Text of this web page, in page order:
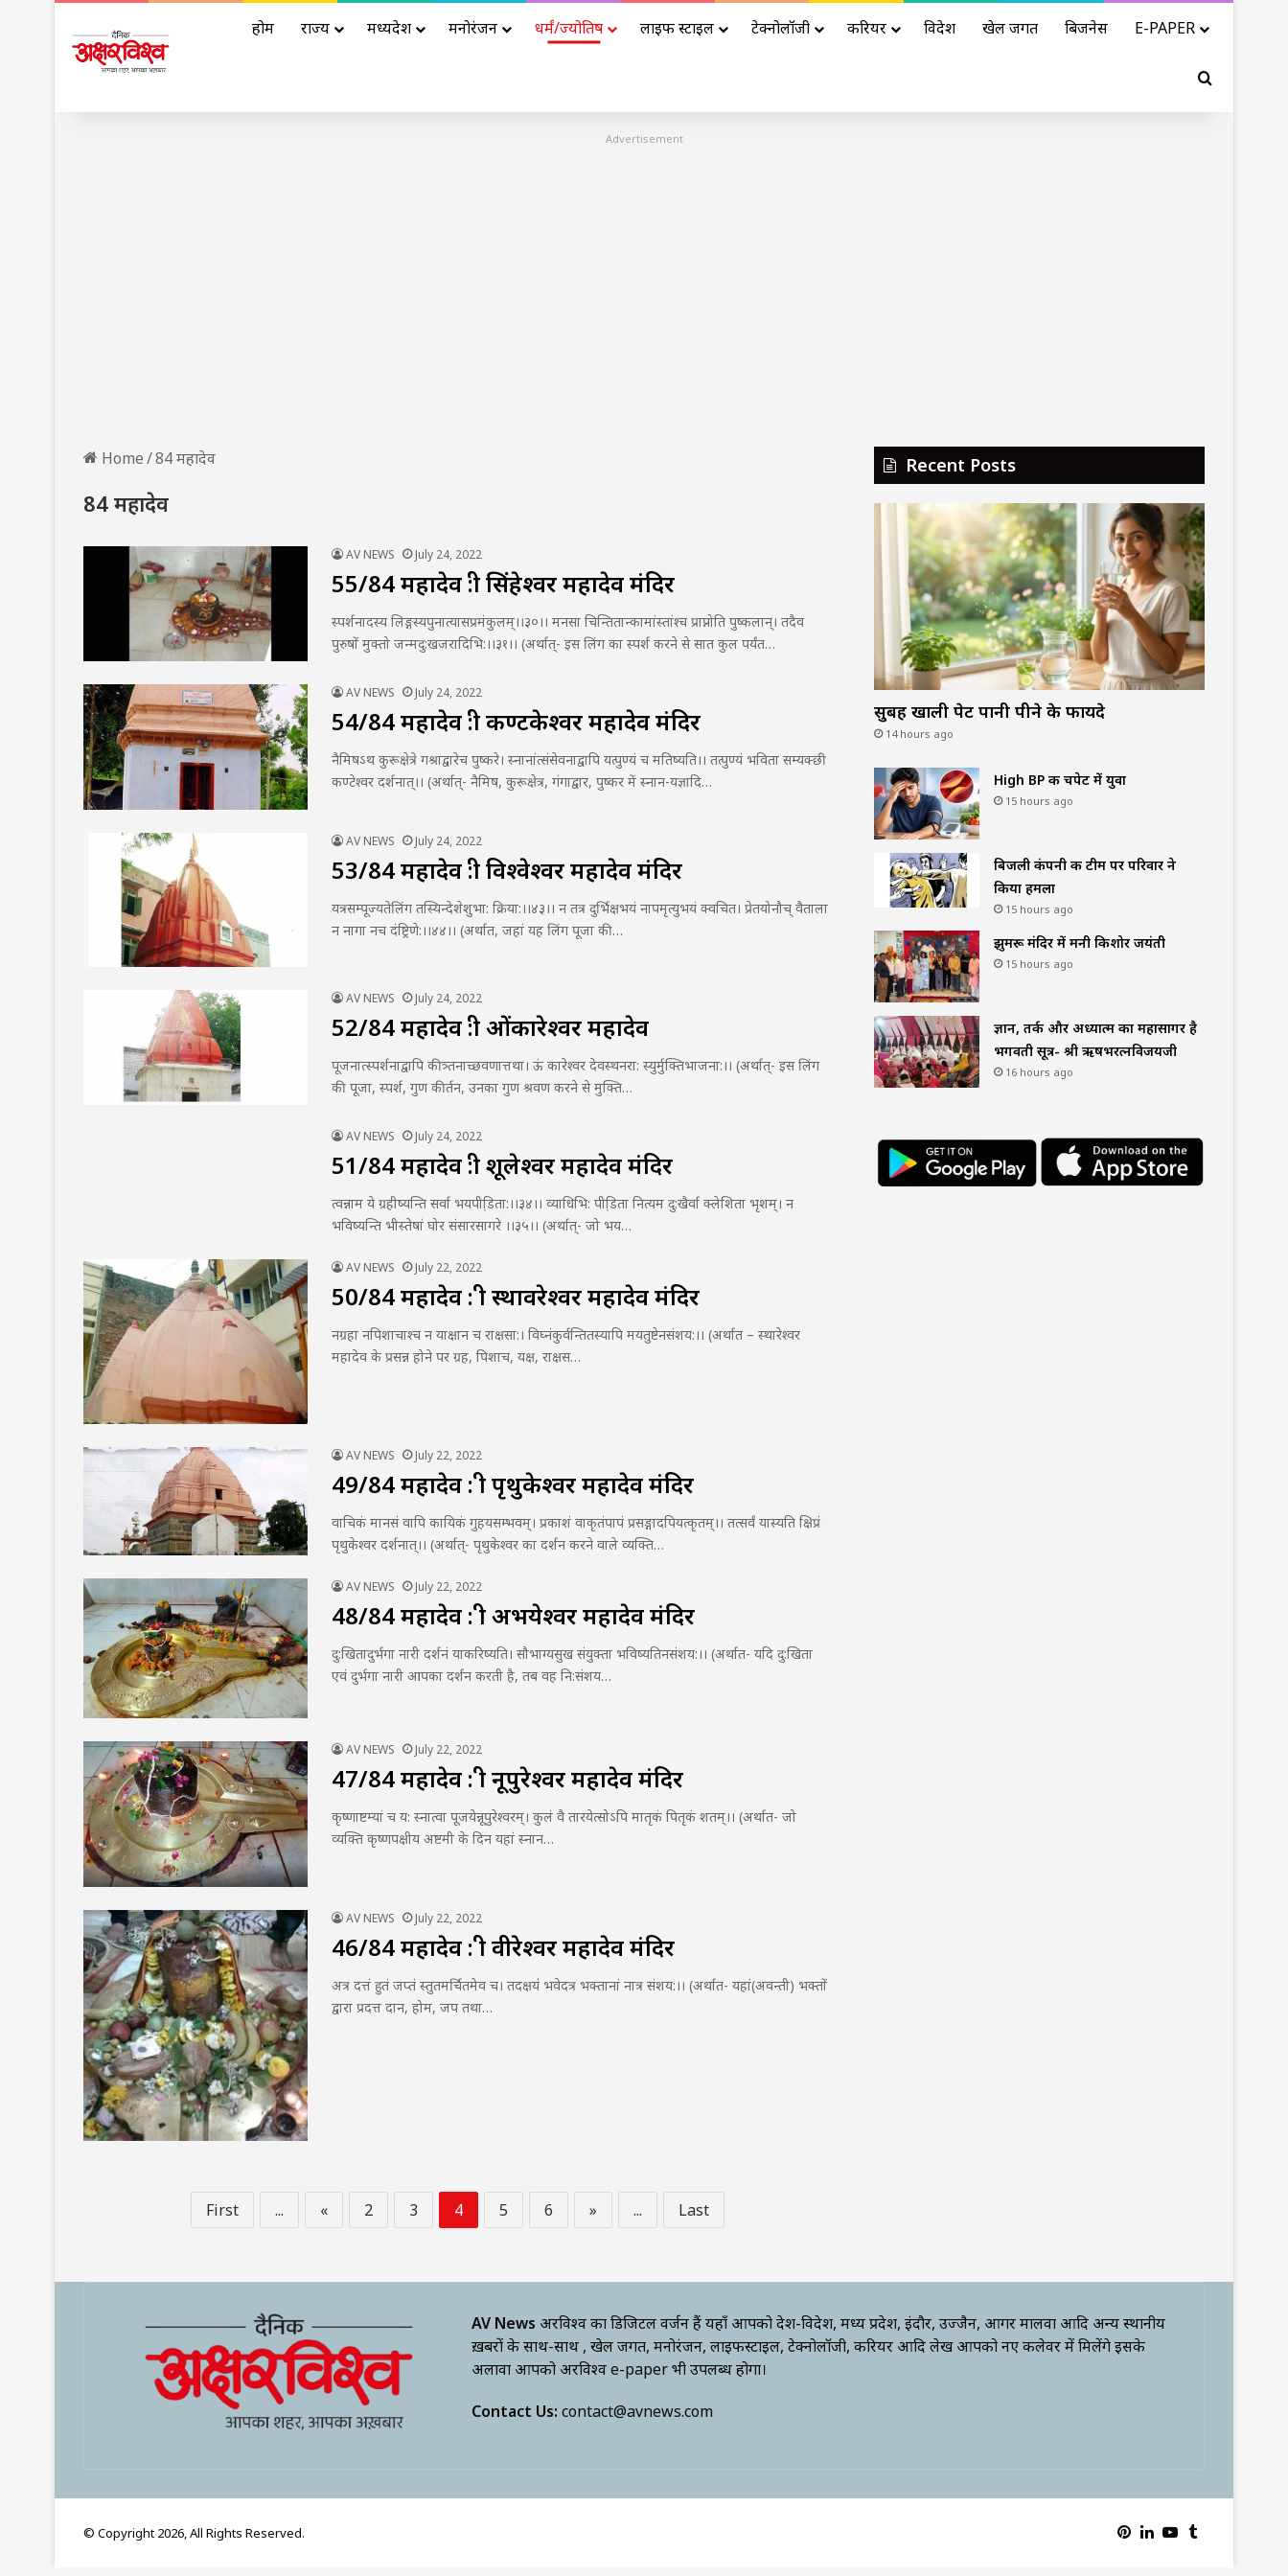
होम राज्य मध्यप्रदेश मनोरंजन धर्मं/ज्योतिष लाइफ स्टाइल टेक्नोलॉजी करियर विदेश खेल जगत बिजनेस E-PAPER
Search for
Advertisement
Home/84 महादेव
84 महादेव
AV NEWS July 24, 2022
55/84 महादेव :श्री सिंहेश्वर महादेव मंदिर
स्पर्शनादस्य लिङ्गस्यपुनात्यासप्रमंकुलम्।।३०।। मनसा चिन्तितान्कामांस्तांश्च प्राप्नोति पुष्कलान्। तदैव
पुरुषों मुक्तो जन्मदु:खजरादिभि:।।३१।। (अर्थात्- इस लिंग का स्पर्श करने से सात कुल पर्यंत…
AV NEWS July 24, 2022
54/84 महादेव :श्री कण्टकेश्वर महादेव मंदिर
नैमिषऽथ कुरूक्षेत्रे गश्राद्वारेच पुष्करे। स्नानांत्संसेवनाद्वापि यत्पुण्यं च मतिष्यति।। तत्पुण्यं भविता सम्यक्छी
कण्टेश्वर दर्शनात्।। (अर्थात्- नैमिष, कुरूक्षेत्र, गंगाद्वार, पुष्कर में स्नान-यज्ञादि…
AV NEWS July 24, 2022
53/84 महादेव :श्री विश्वेश्वर महादेव मंदिर
यत्रसम्पूज्यतेलिंग तस्यिन्देशेशुभा: क्रिया:।।४३।। न तत्र दुर्भिक्षभयं नापमृत्युभयं क्वचित। प्रेतयोनौच् वैताला
न नागा नच दंष्ट्रिणे:।।४४।। (अर्थात, जहां यह लिंग पूजा की…
AV NEWS July 24, 2022
52/84 महादेव :श्री ओंकारेश्वर महादेव
पूजनात्स्पर्शनाद्वापि कीत्र्तनाच्छवणात्तथा। ऊं कारेश्वर देवस्थनरा: स्युर्मुक्तिभाजना:।। (अर्थात्- इस लिंग
की पूजा, स्पर्श, गुण कीर्तन, उनका गुण श्रवण करने से मुक्ति…
AV NEWS July 24, 2022
51/84 महादेव :श्री शूलेश्वर महादेव मंदिर
त्वन्नाम ये ग्रहीष्यन्ति सर्वा भयपीडि़ता:।।३४।। व्याधिभि: पीडि़ता नित्यम दु:खैर्वा क्लेशिता भृशम्। न
भविष्यन्ति भीस्तेषां घोर संसारसागरे ।।३५।। (अर्थात्- जो भय…
AV NEWS July 22, 2022
50/84 महादेव : श्री स्थावरेश्वर महादेव मंदिर
नग्रहा नपिशाचाश्च न याक्षान च राक्षसा:। विघ्नंकुर्वन्तितस्यापि मयतुष्टेनसंशय:।। (अर्थात – स्थारेश्वर
महादेव के प्रसन्न होने पर ग्रह, पिशाच, यक्ष, राक्षस…
AV NEWS July 22, 2022
49/84 महादेव : श्री पृथुकेश्वर महादेव मंदिर
वाचिकं मानसं वापि कायिकं गुहयसम्भवम्। प्रकाशं वाकृतंपापं प्रसङ्गादपियत्कृतम्।। तत्सर्वं यास्यति क्षिप्रं
पृथुकेश्वर दर्शनात्।। (अर्थात्- पृथुकेश्वर का दर्शन करने वाले व्यक्ति…
AV NEWS July 22, 2022
48/84 महादेव : श्री अभयेश्वर महादेव मंदिर
दु:खितादुर्भगा नारी दर्शनं याकरिष्यति। सौभाग्यसुख संयुक्ता भविष्यतिनसंशय:।। (अर्थात- यदि दु:खिता
एवं दुर्भगा नारी आपका दर्शन करती है, तब वह नि:संशय…
AV NEWS July 22, 2022
47/84 महादेव : श्री नूपुरेश्वर महादेव मंदिर
कृष्णाष्टम्यां च य: स्नात्वा पूजयेन्नूपुरेश्वरम्। कुलं वै तारयेत्सोऽपि मातृकं पितृकं शतम्।। (अर्थात- जो
व्यक्ति कृष्णपक्षीय अष्टमी के दिन यहां स्नान…
AV NEWS July 22, 2022
46/84 महादेव : श्री वीरेश्वर महादेव मंदिर
अत्र दत्तं हुतं जप्तं स्तुतमर्चितमेव च। तदक्षयंं भवेदत्र भक्तानां नात्र संशय:।। (अर्थात- यहां(अवन्ती) भक्तों
द्वारा प्रदत्त दान, होम, जप तथा…
First ... « 2 3 4 5 6 » ... Last
Recent Posts
सुबह खाली पेट पानी पीने के फायदे
14 hours ago
High BP की चपेट में युवा
15 hours ago
बिजली कंपनी की टीम पर परिवार ने
किया हमला
15 hours ago
झुमरू मंदिर में मनी किशोर जयंती
15 hours ago
ज्ञान, तर्क और अध्यात्म का महासागर है
भगवती सूत्र- श्री ऋषभरत्नविजयजी
16 hours ago
AV News अक्षरविश्व का डिजिटल वर्जन हैं यहाँ आपको देश-विदेश, मध्य प्रदेश, इंदौर, उज्जैन, आगर मालवा आदि अन्य स्थानीय
ख़बरों के साथ-साथ , खेल जगत, मनोरंजन, लाइफस्टाइल, टेक्नोलॉजी, करियर आदि लेख आपको नए कलेवर में मिलेंगे इसके
अलावा आपको अक्षरविश्व e-paper भी उपलब्ध होगा।
Contact Us: contact@avnews.com
© Copyright 2026, All Rights Reserved. Pinterest
LinkedIn
YouTube